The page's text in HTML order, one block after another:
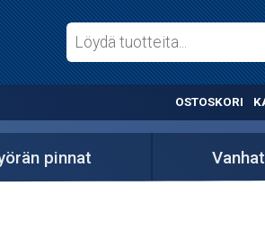
OSTOSKORI
pinnat